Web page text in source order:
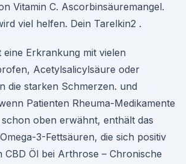
Vitamin C. Ascorbinsäuremangel.
viel helfen. Dein Tarelkin2 .
eine Erkrankung mit vielen
Acetylsalicylsäure oder
die starken Schmerzen. und
Patienten Rheuma-Medikamente
oben erwähnt, enthält das
3-Fettsäuren, die sich positiv
Öl bei Arthrose – Chronische